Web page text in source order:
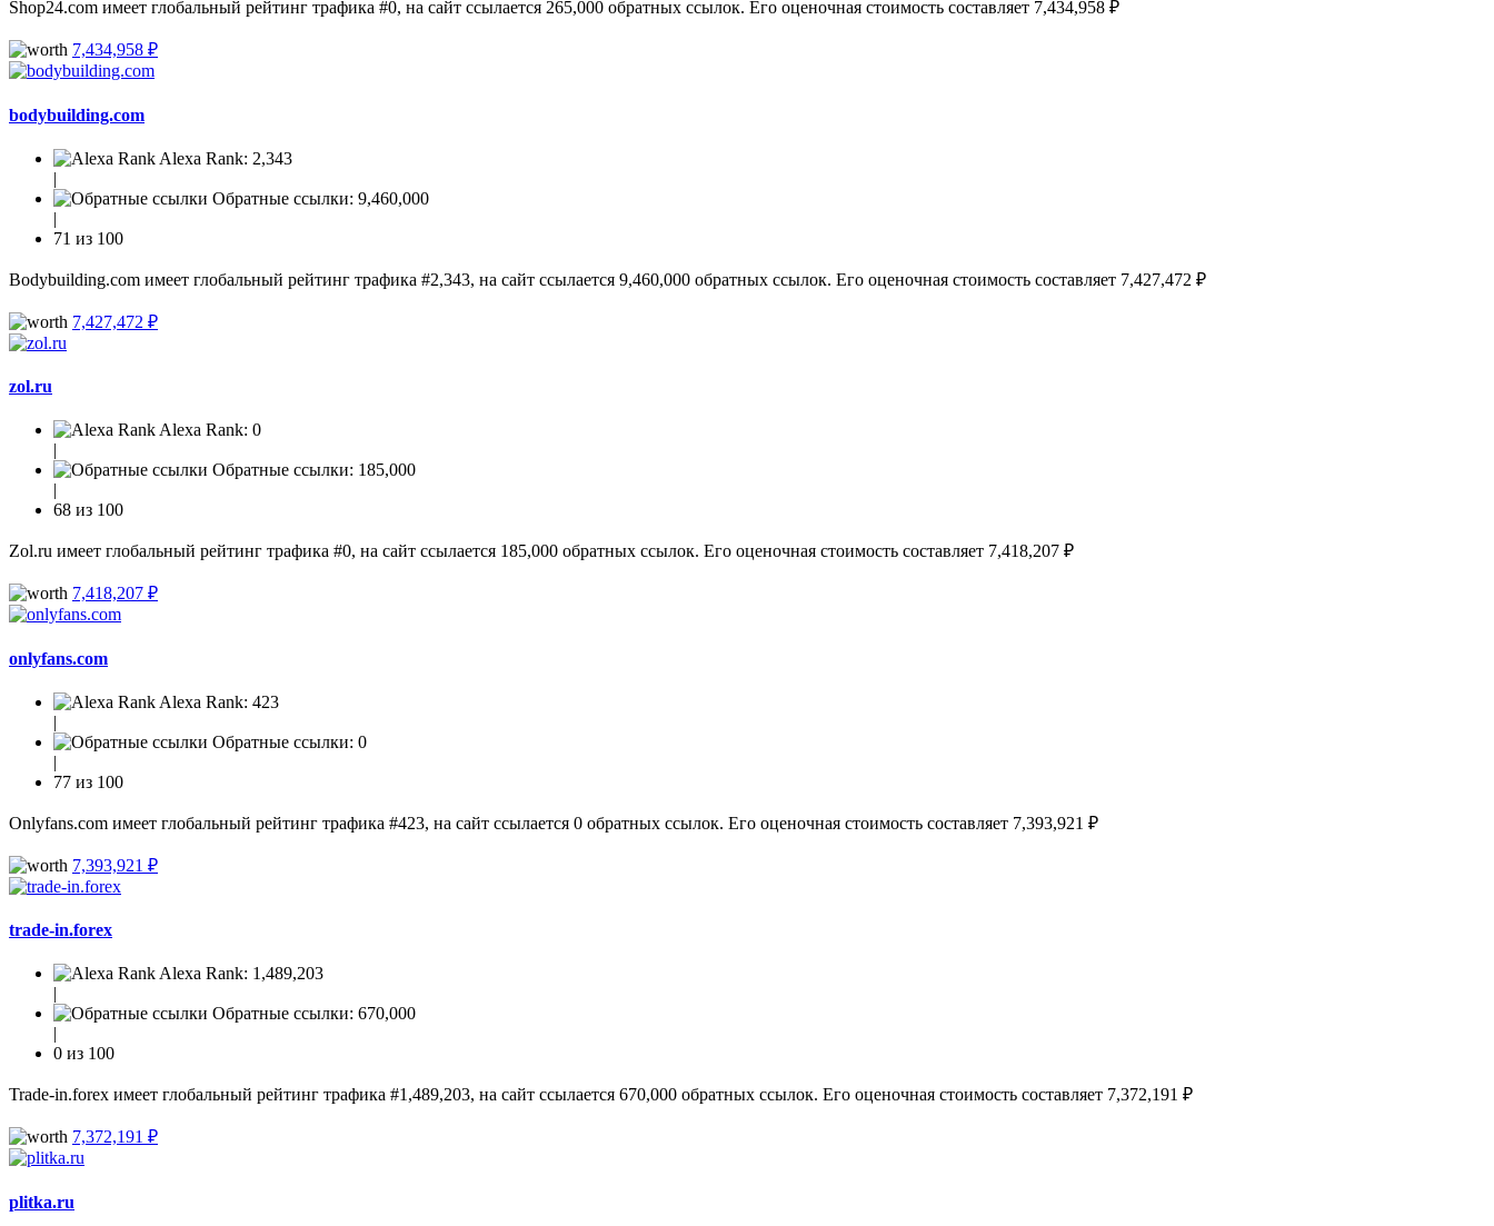
Shop24.com имеет глобальный рейтинг трафика #0, на сайт ссылается 265,000 обратных ссылок. Его оценочная стоимость составляет 7,434,958 ₽
7,434,958 ₽
bodybuilding.com
Alexa Rank: 2,343
|
Обратные ссылки: 9,460,000
|
71 из 100
Bodybuilding.com имеет глобальный рейтинг трафика #2,343, на сайт ссылается 9,460,000 обратных ссылок. Его оценочная стоимость составляет 7,427,472 ₽
7,427,472 ₽
zol.ru
Alexa Rank: 0
|
Обратные ссылки: 185,000
|
68 из 100
Zol.ru имеет глобальный рейтинг трафика #0, на сайт ссылается 185,000 обратных ссылок. Его оценочная стоимость составляет 7,418,207 ₽
7,418,207 ₽
onlyfans.com
Alexa Rank: 423
|
Обратные ссылки: 0
|
77 из 100
Onlyfans.com имеет глобальный рейтинг трафика #423, на сайт ссылается 0 обратных ссылок. Его оценочная стоимость составляет 7,393,921 ₽
7,393,921 ₽
trade-in.forex
Alexa Rank: 1,489,203
|
Обратные ссылки: 670,000
|
0 из 100
Trade-in.forex имеет глобальный рейтинг трафика #1,489,203, на сайт ссылается 670,000 обратных ссылок. Его оценочная стоимость составляет 7,372,191 ₽
7,372,191 ₽
plitka.ru